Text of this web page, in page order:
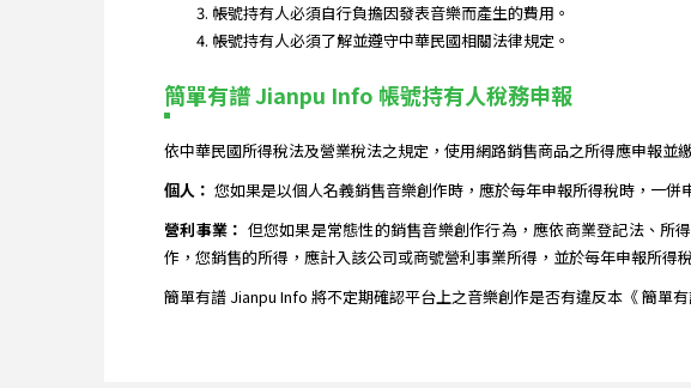
帳號持有人必須自行負擔因發表音樂而產生的費用。
帳號持有人必須了解並遵守中華民國相關法律規定。
簡單有譜 Jianpu Info 帳號持有人稅務申報
依中華民國所得稅法及營業稅法之規定，使用網路銷售商品之所得應申報並
個人： 您如果是以個人名義銷售音樂創作時，應於每年申報所得稅時，一併
營利事業： 但您如果是常態性的銷售音樂創作行為，應依商業登記法、所
作，您銷售的所得，應計入該公司或商號營利事業所得，並於每年申報所
簡單有譜 Jianpu Info 將不定期確認平台上之音樂創作是否有違反本《 簡單